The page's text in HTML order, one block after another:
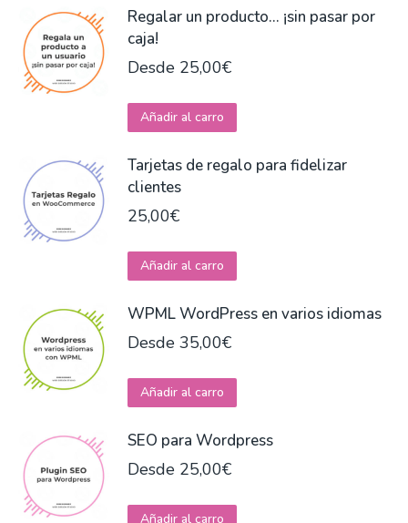
pueden
la
producto
Regalar un producto... ¡sin pasar por
caja!
Desde 25,00€
Añadir al carro
producto
tiene
opciones
se
la
producto
Tarjetas de regalo para fidelizar
clientes
25,00€
Añadir al carro
WPML WordPress en varios idiomas
Desde 35,00€
Añadir al carro
producto
tiene
Las
SEO para Wordpress
Desde 25,00€
Añadir al carro